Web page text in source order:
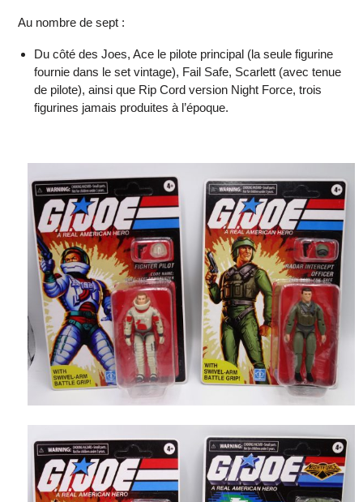
Au nombre de sept :
Du côté des Joes, Ace le pilote principal (la seule figurine
fournie dans le set vintage), Fail Safe, Scarlett (avec tenue
de pilote), ainsi que Rip Cord version Night Force, trois
figurines jamais produites à l’époque.